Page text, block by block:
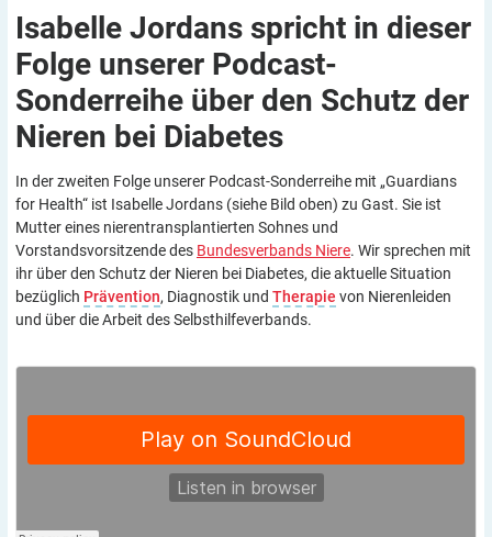
Isabelle Jordans spricht in dieser
Folge unserer Podcast-
Sonderreihe über den Schutz der
Nieren bei Diabetes
In der zweiten Folge unserer Podcast-Sonderreihe mit „Guardians
for Health“ ist Isabelle Jordans (siehe Bild oben) zu Gast. Sie ist
Mutter eines nierentransplantierten Sohnes und
Vorstandsvorsitzende des Bundesverbands Niere. Wir sprechen mit
ihr über den Schutz der Nieren bei Diabetes, die aktuelle Situation
bezüglich Prävention, Diagnostik und Therapie von Nierenleiden
und über die Arbeit des Selbsthilfeverbands.